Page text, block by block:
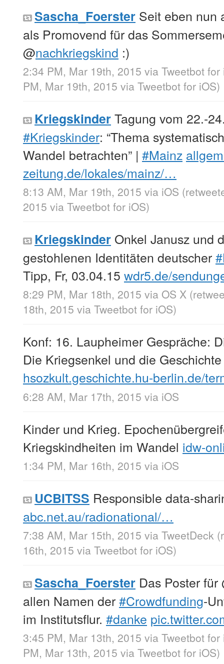
Sascha_Foerster Seit eben nun
als Promovend für das
@nachkriegskind :)
2:34 PM, Mar 19th, 2015 via Tweetbot
PM, Mar 19th, 2015 via Tweetbot for iΟS)
KriegskinderTagung vom 22.-
#Kriegskinder: “Thema
Wandel betrachten” | #Mainz
zeitung.de/lokales/mainz/…
8:13 AM, Mar 19th, 2015 via iOS
2015 via Tweetbot for iΟS)
Kriegskinder Onkel Janusz und
gestohlenen Identitäten deutscher
Tipp, Fr, 03.04.15 wdr5.de/
8:29 PM, Mar 18th, 2015 via OS X
18th, 2015 via Tweetbot for iΟS)
Konf: 16. Laupheimer Gespräche:
Die Kriegsenkel und die Geschichte
hsozkult.geschichte.hu-berlin.de/
6:28 AM, Mar 17th, 2015 via iOS
Kinder und Krieg.
Kriegskindheiten im Wandel idw-
1:34 PM, Mar 16th, 2015 via iOS
UCBITSS Responsible data-
abc.net.au/radionational/…
7:38 AM, Mar 15th, 2015 via TweetDeck
16th, 2015 via Tweetbot for iΟS)
Sascha_Foerster Das Poster für
allen Namen der#Crowdfunding-
im Institutsflur. #danke
3:45 PM, Mar 13th, 2015 via Tweetbot
PM, Mar 13th, 2015 via Tweetbot for iΟS)